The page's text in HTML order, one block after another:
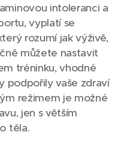
intoleranci a
vyplatí se
rozumí jak výživě,
můžete nastavit
tréninku, vhodné
podpořily vaše zdraví
režimem je možné
jen s větším
těla.